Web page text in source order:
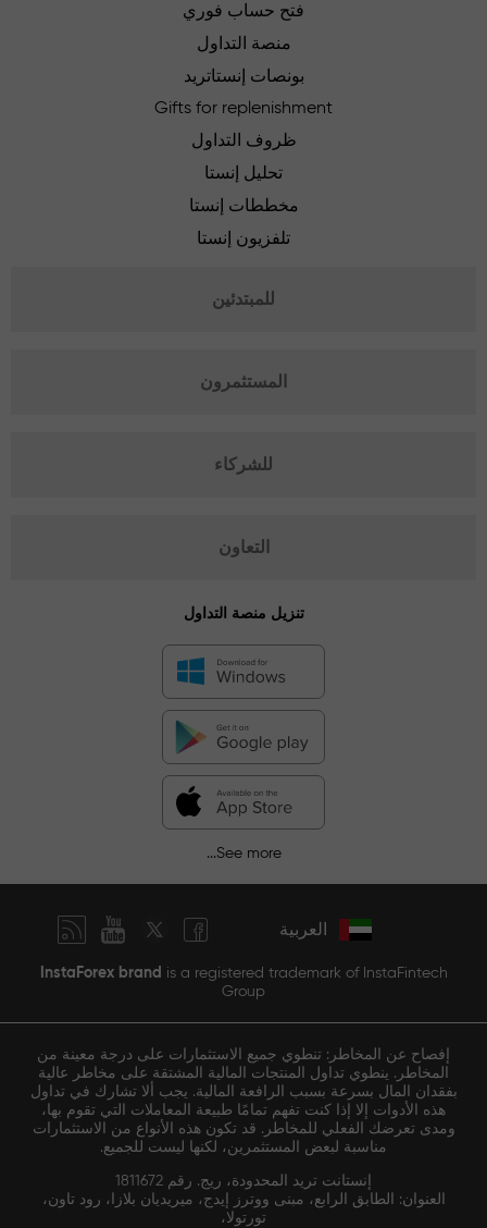
فتح حساب فوري
منصة التداول
بونصات إنستاتريد
Gifts for replenishment
ظروف التداول
تحليل إنستا
مخططات إنستا
تلفزيون إنستا
للمبتدئين
المستثمرون
للشركاء
التعاون
تنزيل منصة التداول
See more...
العربية
InstaForex brand is a registered trademark of InstaFintech
Group
إفصاح عن المخاطر: تنطوي جميع الاستثمارات على درجة معينة من
المخاطر. ينطوي تداول المنتجات المالية المشتقة على مخاطر عالية
بفقدان المال بسرعة بسبب الرافعة المالية. يجب ألا تشارك في تداول
هذه الأدوات إلا إذا كنت تفهم تمامًا طبيعة المعاملات التي تقوم بها،
ومدى تعرضك الفعلي للمخاطر. قد تكون هذه الأنواع من الاستثمارات
مناسبة لبعض المستثمرين، لكنها ليست للجميع.
إنستانت تريد المحدودة، ريج. رقم 1811672
العنوان: الطابق الرابع، مبنى ووترز إيدج، ميريديان بلازا، رود تاون،
تورتولا،